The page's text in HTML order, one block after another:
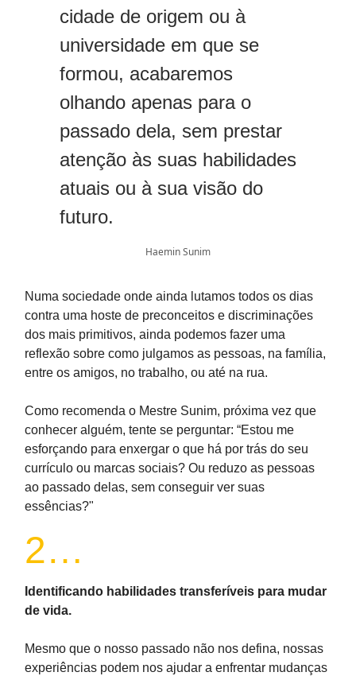
cidade de origem ou à
universidade em que se
formou, acabaremos
olhando apenas para o
passado dela, sem prestar
atenção às suas habilidades
atuais ou à sua visão do
futuro.
Haemin Sunim
Numa sociedade onde ainda lutamos todos os dias
contra uma hoste de preconceitos e discriminações
dos mais primitivos, ainda podemos fazer uma
reflexão sobre como julgamos as pessoas, na família,
entre os amigos, no trabalho, ou até na rua.
Como recomenda o Mestre Sunim, próxima vez que
conhecer alguém, tente se perguntar: “Estou me
esforçando para enxergar o que há por trás do seu
currículo ou marcas sociais? Ou reduzo as pessoas
ao passado delas, sem conseguir ver suas
essências?"
2…
Identificando habilidades transferíveis para mudar
de vida.
Mesmo que o nosso passado não nos defina, nossas
experiências podem nos ajudar a enfrentar mudanças